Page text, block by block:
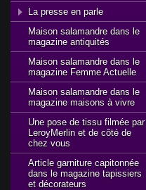
La presse en parle
Maison salamandre dans le
magazine antiquités
Maison salamandre dans le
magazine Femme Actuelle
Maison salamandre dans le
magazine maisons à vivre
Une pose de tissu filmée par
LeroyMerlin et de côté de
chez vous
Article garniture capitonnée
dans le magazine tapissiers
et décorateurs